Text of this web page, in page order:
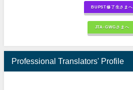
BUPST修了生さまへ
JTA-GWGさまへ
Professional Translators' Profile